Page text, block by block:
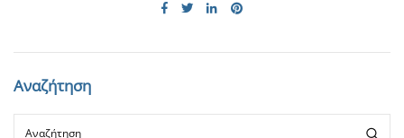
Αναζήτηση